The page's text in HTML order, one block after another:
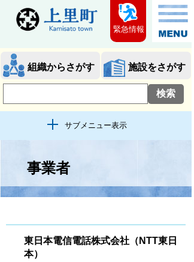
組織からさがす 施設をさがす
サブメニュー表示
緊急情報
事業者
東日本電信電話株式会社（NTT東日
本）